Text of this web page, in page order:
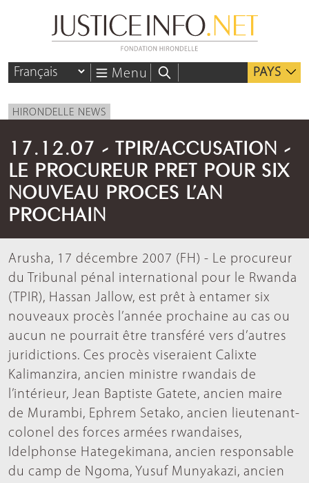
Menu PAYS
HIRONDELLE NEWS
17.12.07 - TPIR/ACCUSATION -
LE PROCUREUR PRET POUR SIX
NOUVEAU PROCES L’AN
PROCHAIN
Arusha, 17 décembre 2007 (FH) - Le procureur
du Tribunal pénal international pour le Rwanda
(TPIR), Hassan Jallow, est prêt à entamer six
nouveaux procès l’année prochaine au cas ou
aucun ne pourrait être transféré vers d’autres
juridictions. Ces procès viseraient Calixte
Kalimanzira, ancien ministre rwandais de
l’intérieur, Jean Baptiste Gatete, ancien maire
de Murambi, Ephrem Setako, ancien lieutenant-
colonel des forces armées rwandaises,
Idelphonse Hategekimana, ancien responsable
du camp de Ngoma, Yusuf Munyakazi, ancien